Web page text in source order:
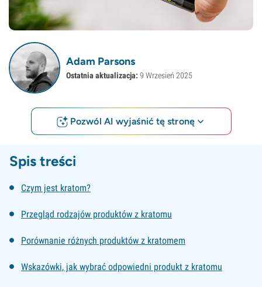
Adam Parsons
Ostatnia aktualizacja: 9 Wrzesień 2025
Pozwól AI wyjaśnić tę stronę
Spis treści
Czym jest kratom?
Przegląd rodzajów produktów z kratomu
Porównanie różnych produktów z kratomem
Wskazówki, jak wybrać odpowiedni produkt z kratomu